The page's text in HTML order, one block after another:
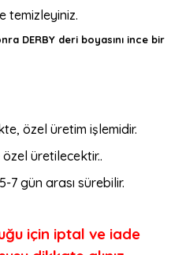
temizleyiniz.
DERBY deri boyasını ince bir
özel üretim işlemidir.
üretilecektir..
7 gün arası sürebilir.
için iptal ve iade